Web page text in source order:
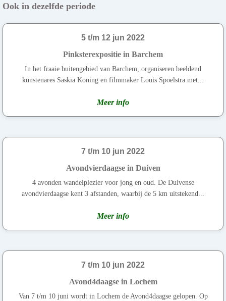
Ook in dezelfde periode
5 t/m 12 jun 2022
Pinksterexpositie in Barchem
In het fraaie buitengebied van Barchem, organiseren beeldend
kunstenares Saskia Koning en filmmaker Louis Spoelstra met...
Meer info
7 t/m 10 jun 2022
Avondvierdaagse in Duiven
4 avonden wandelplezier voor jong en oud. De Duivense
avondvierdaagse kent 3 afstanden, waarbij de 5 km uitstekend...
Meer info
7 t/m 10 jun 2022
Avond4daagse in Lochem
Van 7 t/m 10 juni wordt in Lochem de Avond4daagse gelopen. Op